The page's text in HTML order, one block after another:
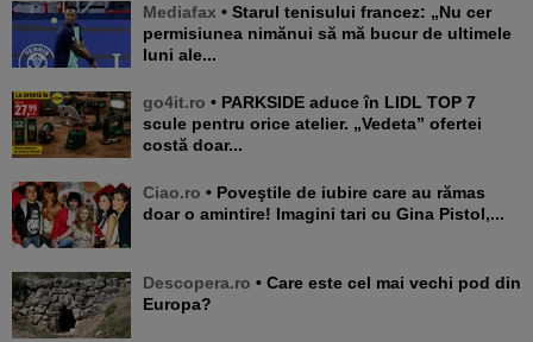
Mediafax • Starul tenisului francez: „Nu cer
permisiunea nimănui să mă bucur de ultimele
luni ale...
go4it.ro • PARKSIDE aduce în LIDL TOP 7
scule pentru orice atelier. „Vedeta” ofertei
costă doar...
Ciao.ro • Poveştile de iubire care au rămas
doar o amintire! Imagini tari cu Gina Pistol,...
Descopera.ro • Care este cel mai vechi pod din
Europa?